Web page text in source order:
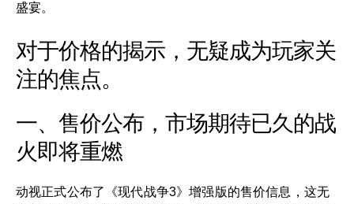
盛宴。
对于价格的揭示，无疑成为玩家关
注的焦点。
一、售价公布，市场期待已久的战
火即将重燃
动视正式公布了《现代战争3》增强版的售价信息，这无